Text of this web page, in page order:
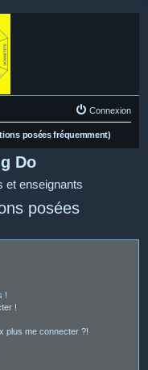
Connexion
posées fréquemment)
Do
et enseignants
posées
!
!
plus me connecter ?!